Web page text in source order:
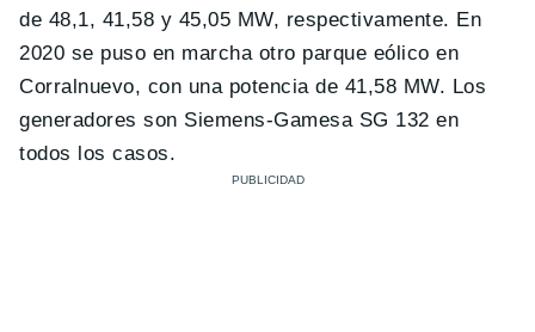
de 48,1, 41,58 y 45,05 MW, respectivamente. En
2020 se puso en marcha otro parque eólico en
Corralnuevo, con una potencia de 41,58 MW. Los
generadores son Siemens-Gamesa SG 132 en
todos los casos.